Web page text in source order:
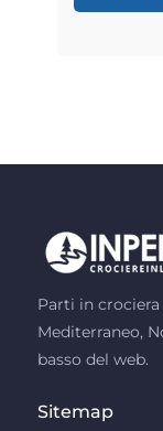
Parti in
Mediterraneo,
basso del web.
Sitemap